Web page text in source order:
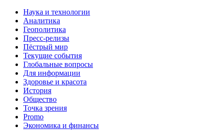
Наука и технологии
Аналитика
Геополитика
Пресс-релизы
Пёстрый мир
Текущие события
Глобальные вопросы
Для информации
Здоровье и красота
История
Общество
Точка зрения
Promo
Экономика и финансы